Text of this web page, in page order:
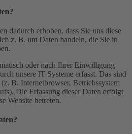
dadurch erhoben, dass Sie uns diese
z. B. um Daten handeln, die Sie in
oder nach Ihrer Einwilligung
unsere IT-Systeme erfasst. Das sind
B. Internetbrowser, Betriebssystem
Die Erfassung dieser Daten erfolgt
Website betreten.